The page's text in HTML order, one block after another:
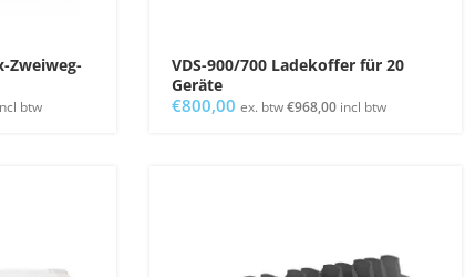
Zweiweg-
btw
VDS-900/700 Ladekoffer für 20
Geräte
€800,00 ex. btw€968,00 incl btw